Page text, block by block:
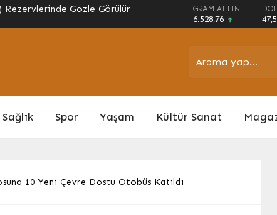
Operasyonuyla
GRAM ALTIN
6.528,76
Sağlık Spor Yaşam Kültür Sanat
10 Yeni Çevre Dostu Otobüs Katıldı